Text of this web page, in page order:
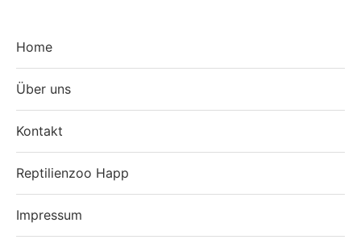
Home
Über uns
Kontakt
Reptilienzoo Happ
Impressum